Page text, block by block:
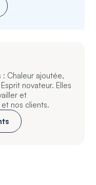
: Chaleur ajoutée,
novateur. Elles
et
nos clients.